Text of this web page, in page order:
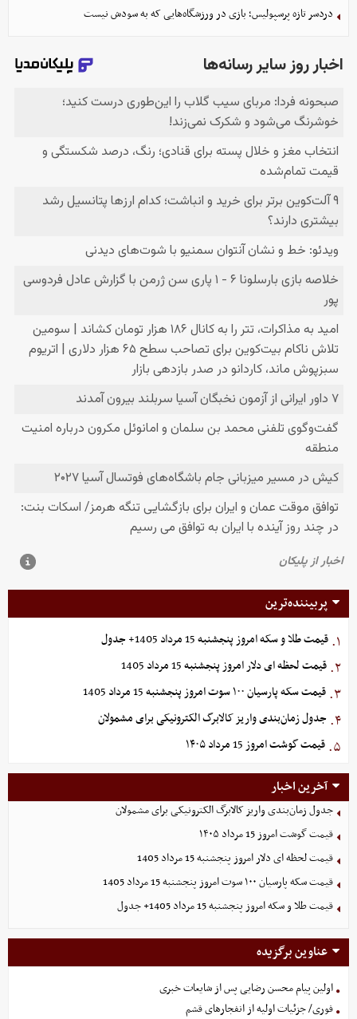
دردسر تازه پرسپولیس؛ بازی در ورزشگاه‌هایی که به سودش نیست
پربیننده‌ترین
۱. قیمت طلا و سکه امروز پنجشنبه 15 مرداد 1405+ جدول
۲. قیمت لحظه ای دلار امروز پنجشنبه 15 مرداد 1405
۳. قیمت سکه پارسیان ۱۰۰ سوت امروز پنجشنبه 15 مرداد 1405
۴. جدول زمان‌بندی واریز کالابرگ الکترونیکی برای مشمولان
۵. قیمت گوشت امروز 15 مرداد ۱۴۰۵
آخرین اخبار
جدول زمان‌بندی واریز کالابرگ الکترونیکی برای مشمولان
قیمت گوشت امروز 15 مرداد ۱۴۰۵
قیمت لحظه ای دلار امروز پنجشنبه 15 مرداد 1405
قیمت سکه پارسیان ۱۰۰ سوت امروز پنجشنبه 15 مرداد 1405
قیمت طلا و سکه امروز پنجشنبه 15 مرداد 1405+ جدول
عناوین برگزیده
اولین پیام محسن رضایی پس از شایعات خبری
فوری/ جزئیات اولیه از انفجارهای قشم